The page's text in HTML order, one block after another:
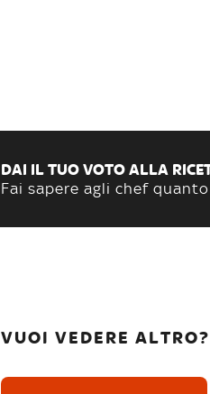
DAI IL TUO VOTO ALLA
Fai sapere agli chef
VUOI VEDERE ALTRO?